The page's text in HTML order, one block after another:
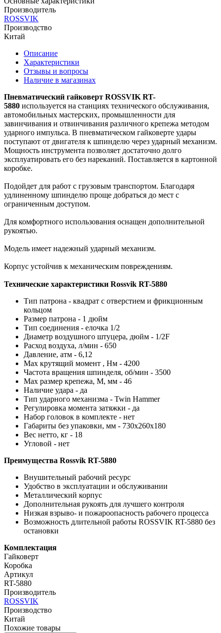
Производитель
ROSSVIK
Производство
Китай
Описание
Характеристики
Отзывы и вопросы
Наличие в магазинах
Пневматический гайковерт ROSSVIK RT-
5880 используется на станциях технического обслуживания,
автомобильных мастерских, промышленности для
завинчивания и отвинчивания различного крепежа методом
ударного импульса. В пневматическом гайковерте удары
поступают от двигателя к шпинделю через ударный механизм.
Мощность инструмента позволяет достаточно долго
эксплуатировать его без нареканий. Поставляется в картонной
коробке.
Подойдет для работ с грузовым транспортом. Благодаря
удлиненному шпинделю проще добраться до мест с
ограниченным доступом.
Для комфортного использования оснащен дополнительной
рукоятью.
Модель имеет надежный ударный механизм.
Корпус устойчив к механическим повреждениям.
Технические характеристики Rossvik RT-5880
Тип патрона - квадрат с отверстием и фрикционным
кольцом
Размер патрона - 1 дюйм
Тип соединения - елочка 1/2
Диаметр воздушного штуцера, дюйм - 1/2F
Расход воздуха, л/мин - 650
Давление, атм - 6,12
Max крутящий момент , Нм - 4200
Частота вращения шпинделя, об/мин - 3500
Max размер крепежа, М, мм - 46
Наличие удара - да
Тип ударного механизма - Twin Hammer
Регулировка момента затяжки - да
Набор головок в комплекте - нет
Габариты без упаковки, мм - 730х260х180
Вес нетто, кг - 18
Угловой - нет
Преимущества Rossvik RT-5880
Внушительный рабочий ресурс
Удобство в эксплуатации и обслуживании
Металлический корпус
Дополнительная рукоять для лучшего контроля
Низкая взрыво- и пожароопасность рабочего процесса
Возможность длительной работы ROSSVIK RT-5880 без
остановки
Комплектация
Гайковерт
Коробка
Артикул
RT-5880
Производитель
ROSSVIK
Производство
Китай
Похожие товары